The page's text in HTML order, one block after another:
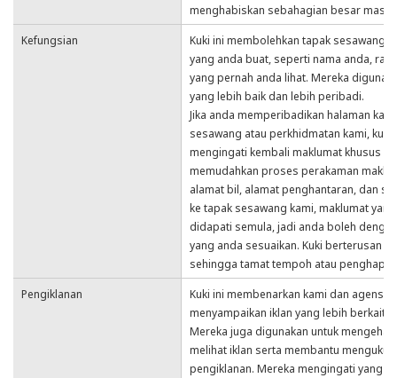
menghabiskan sebahagian besar masa
Kefungsian
Kuki ini membolehkan tapak sesawang
yang anda buat, seperti nama anda,
yang pernah anda lihat. Mereka
yang lebih baik dan lebih peribadi.
Jika anda memperibadikan halaman
sesawang atau perkhidmatan kami,
mengingati kembali maklumat khusus
memudahkan proses perakaman
alamat bil, alamat penghantaran, dan
ke tapak sesawang kami, maklumat
didapati semula, jadi anda boleh
yang anda sesuaikan. Kuki berterusan
sehingga tamat tempoh atau
Pengiklanan
Kuki ini membenarkan kami dan agensi
menyampaikan iklan yang lebih
Mereka juga digunakan untuk
melihat iklan serta membantu
pengiklanan. Mereka mengingati yang